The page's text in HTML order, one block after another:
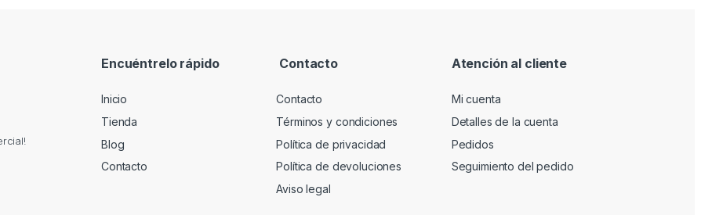
Encuéntrelo rápido
Inicio
Tienda
Blog
Contacto
Contacto
Contacto
Términos y condiciones
Política de privacidad
Política de devoluciones
Aviso legal
Atención al cliente
Mi cuenta
Detalles de la cuenta
Pedidos
Seguimiento del pedido